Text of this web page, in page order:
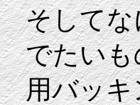
そして
でたい
用バッ